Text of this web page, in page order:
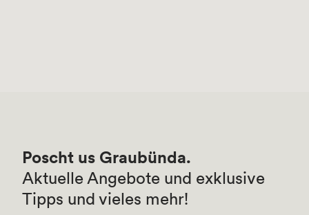
Poscht us Graubünda.
Aktuelle Angebote und exklusive
Tipps und vieles mehr!